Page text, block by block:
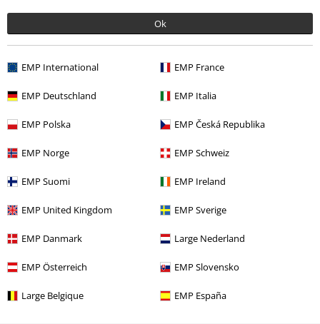
Ok
EMP International EMP France
EMP Deutschland EMP Italia
EMP Polska EMP Česká Republika
EMP Norge EMP Schweiz
EMP Suomi EMP Ireland
EMP United Kingdom EMP Sverige
EMP Danmark Large Nederland
EMP Österreich EMP Slovensko
Large Belgique EMP España
Obsługa Klienta
FAQ
Polityka Zwrotów
Zwróć artykuł
Ogólne informacje o rozmiarach
Opuść Backstage Club
Metody płatności
Oferty dla Ciebie
Konkursy
Vouchery EMP